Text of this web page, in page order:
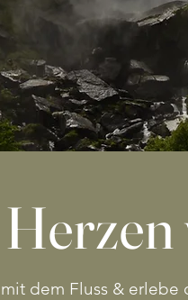
dem Fluss & erlebe